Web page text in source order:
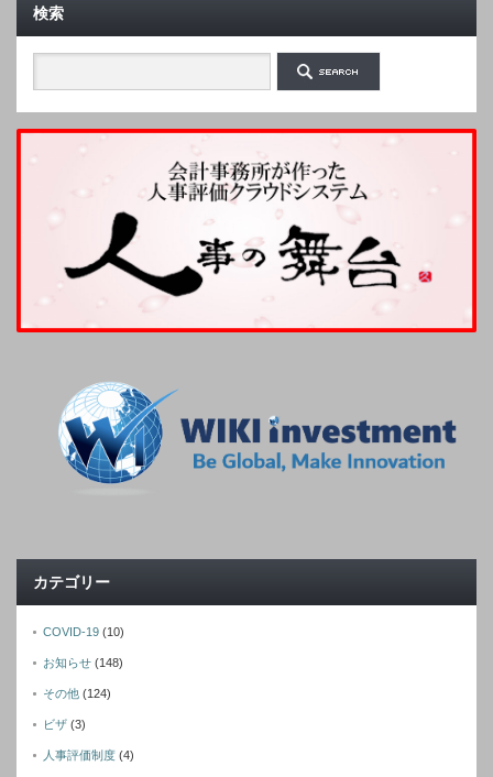
検索
カテゴリー
COVID-19 (10)
お知らせ (148)
その他 (124)
ビザ (3)
人事評価制度 (4)